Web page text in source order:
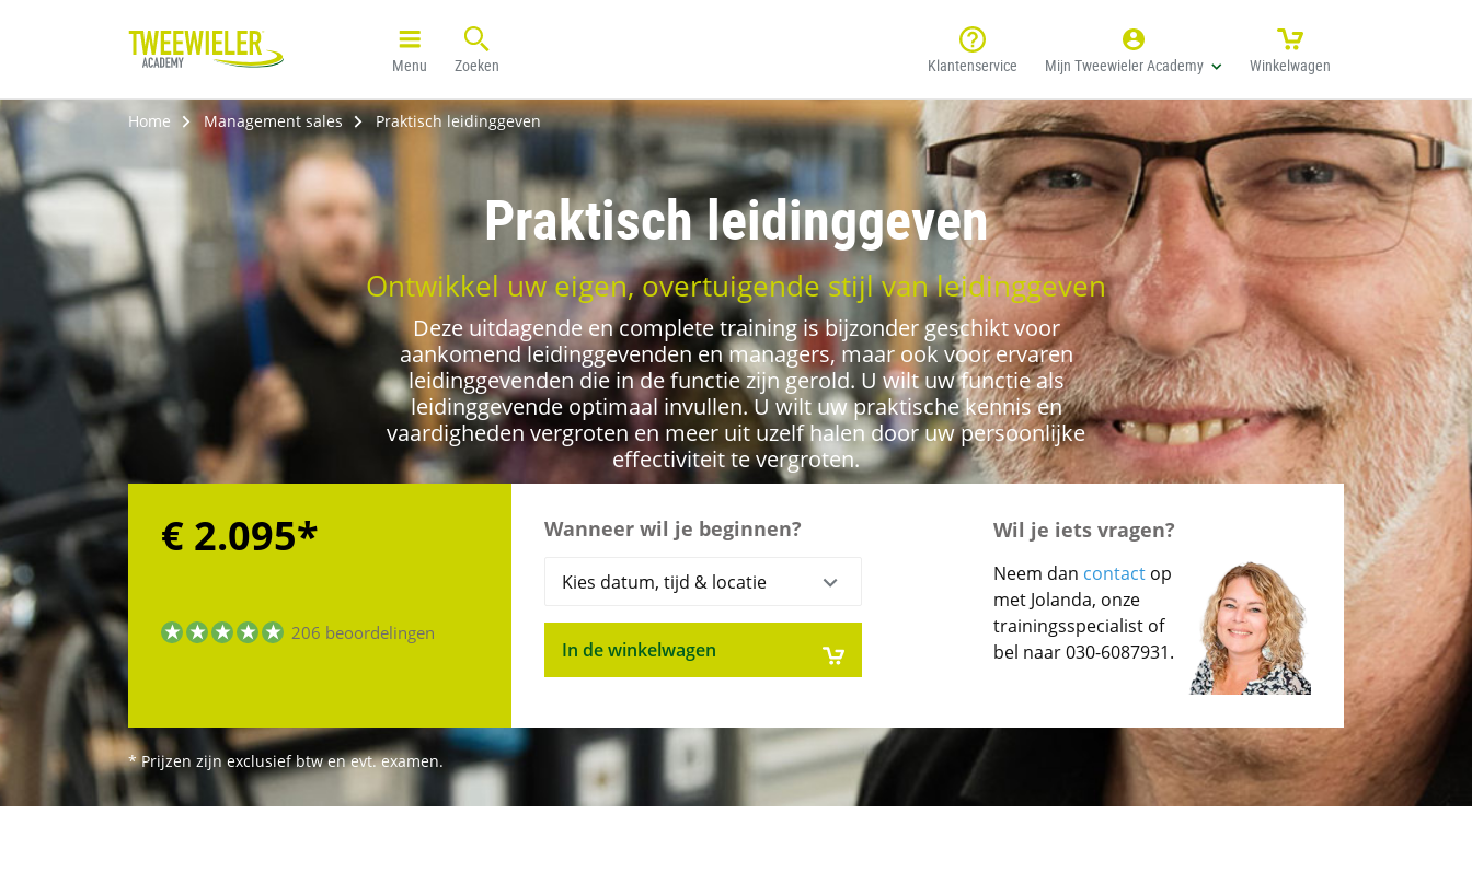
Menu Zoeken Klantenservice Mijn Tweewieler Academy Winkelwagen
Home Management sales Praktisch leidinggeven
Praktisch leidinggeven
Ontwikkel uw eigen, overtuigende stijl van leidinggeven
Deze uitdagende en complete training is bijzonder geschikt voor
aankomend leidinggevenden en managers, maar ook voor ervaren
leidinggevenden die in de functie zijn gerold. U wilt uw functie als
leidinggevende optimaal invullen. U wilt uw praktische kennis en
vaardigheden vergroten en meer uit uzelf halen door uw persoonlijke
effectiviteit te vergroten.
€ 2.095*
206 beoordelingen
Wanneer wil je beginnen?
In de winkelwagen
Wil je iets vragen?
Neem dan contact op
met Jolanda, onze
trainingsspecialist of
bel naar030-6087931.
* Prijzen zijn exclusief btw en evt. examen.